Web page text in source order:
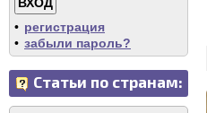
• регистрация
• забыли пароль?
Статьи по странам: